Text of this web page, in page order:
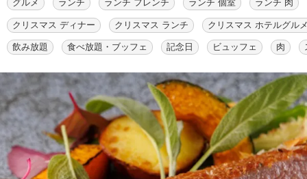
グルメ ランチ ランチ フレンチ ランチ 個室 ランチ 肉
クリスマス ディナー クリスマス ランチ クリスマス ホテルグル
飲み放題 食べ放題・ブッフェ 記念日 ビュッフェ 肉